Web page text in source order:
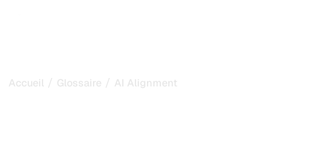
Accueil / Glossaire / AI Alignment